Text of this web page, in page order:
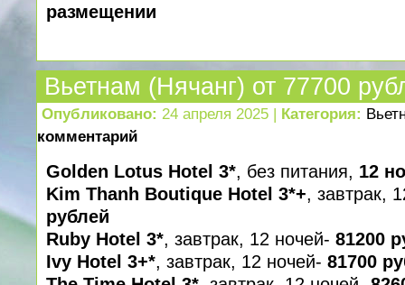
размещении
Вьетнам (Нячанг) от 77700
Опубликовано: 24 апреля 2025 | Категория:
комментарий
Golden Lotus Hotel 3*, без питания, 12
Kim Thanh Boutique Hotel 3*+, завтрак,
рублей
Ruby Hotel 3*, завтрак, 12 ночей- 81200
Ivy Hotel 3+*, завтрак, 12 ночей- 81700